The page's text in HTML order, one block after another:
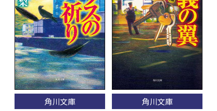
角川文庫 角川文庫